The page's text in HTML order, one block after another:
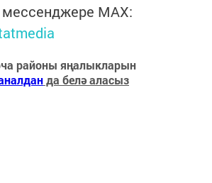
MАХ:
районы яңалыкларын
да белә аласыз